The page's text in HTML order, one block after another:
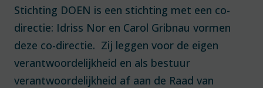
Stichting DOEN is een stichting met een co-
directie: Idriss Nor en Carol Gribnau vormen
deze co-directie. Zij leggen voor de eigen
verantwoordelijkheid en als bestuur
verantwoordelijkheid af aan de Raad van